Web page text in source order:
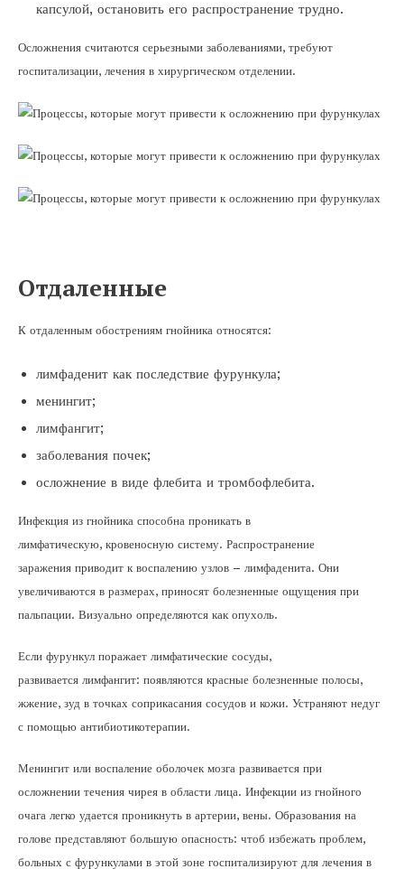
капсулой, остановить его распространение трудно.
Осложнения считаются серьезными заболеваниями, требуют
госпитализации, лечения в хирургическом отделении.
Отдаленные
К отдаленным обострениям гнойника относятся:
лимфаденит как последствие фурункула;
менингит;
лимфангит;
заболевания почек;
осложнение в виде флебита и тромбофлебита.
Инфекция из гнойника способна проникать в
лимфатическую, кровеносную систему. Распространение
заражения приводит к воспалению узлов – лимфаденита. Они
увеличиваются в размерах, приносят болезненные ощущения при
пальпации. Визуально определяются как опухоль.
Если фурункул поражает лимфатические сосуды,
развивается лимфангит: появляются красные болезненные полосы,
жжение, зуд в точках соприкасания сосудов и кожи. Устраняют недуг
с помощью антибиотикотерапии.
Менингит или воспаление оболочек мозга развивается при
осложнении течения чирея в области лица. Инфекции из гнойного
очага легко удается проникнуть в артерии, вены. Образования на
голове представляют большую опасность: чтоб избежать проблем,
больных с фурункулами в этой зоне госпитализируют для лечения в